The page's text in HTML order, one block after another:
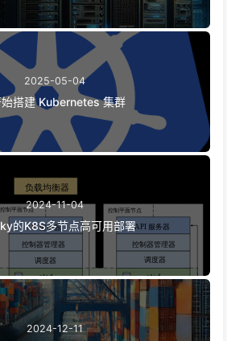
2025-05-04
始搭建 Kubernetes 集群
2024-11-04
的K8S多节点高可用部署
2024-12-11